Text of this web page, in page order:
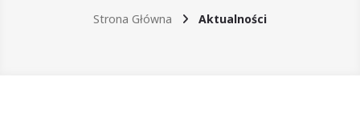
Strona Główna Aktualności